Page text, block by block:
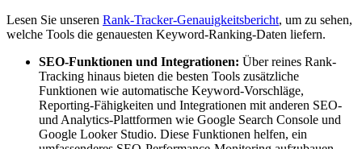
Lesen Sie unseren Rank-Tracker-Genauigkeitsbericht, um zu sehen,
welche Tools die genauesten Keyword-Ranking-Daten liefern.
SEO-Funktionen und Integrationen: Über reines Rank-
Tracking hinaus bieten die besten Tools zusätzliche
Funktionen wie automatische Keyword-Vorschläge,
Reporting-Fähigkeiten und Integrationen mit anderen SEO-
und Analytics-Plattformen wie Google Search Console und
Google Looker Studio. Diese Funktionen helfen, ein